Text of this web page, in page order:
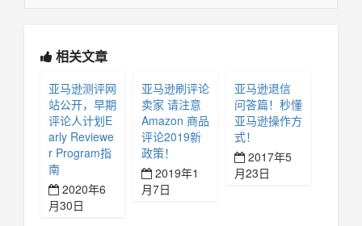
相关文章
亚马逊测评网
站公开，早期
评论人计划E
arly Reviewe
r Program指
南
2020年6
月30日
亚马逊刷评论
卖家 请注意
Amazon 商品
评论2019新
政策！
2019年1
月7日
亚马逊退信
问答篇！秒懂
亚马逊操作方
式！
2017年5
月23日